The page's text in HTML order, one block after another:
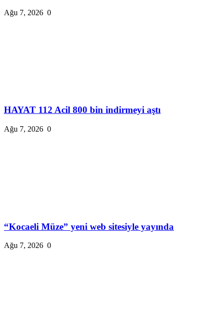
Ağu 7, 2026 0
HAYAT 112 Acil 800 bin indirmeyi aştı
Ağu 7, 2026 0
“Kocaeli Müze” yeni web sitesiyle yayında
Ağu 7, 2026 0